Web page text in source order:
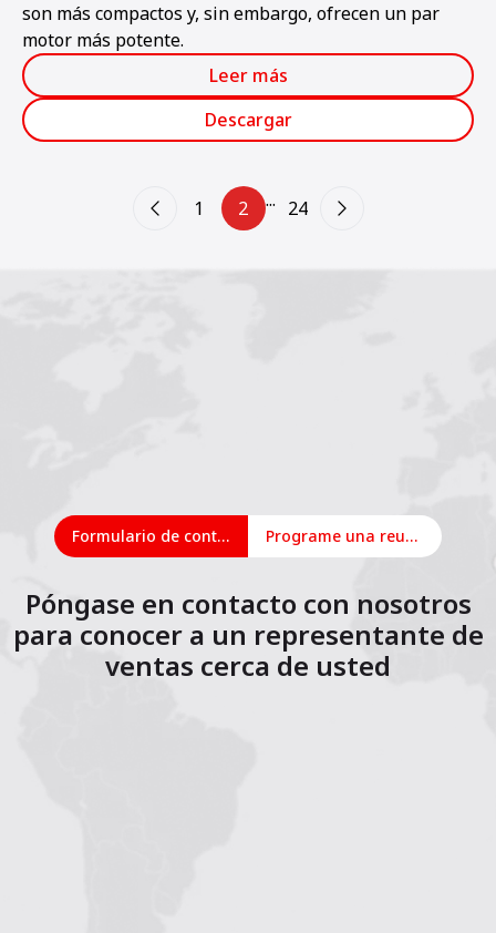
son más compactos y, sin embargo, ofrecen un par
motor más potente.
Leer más
Descargar
1 2 ... 24
Formulario de contacto Programe una reunión en línea
Póngase en contacto con nosotros
para conocer a un representante de
ventas cerca de usted